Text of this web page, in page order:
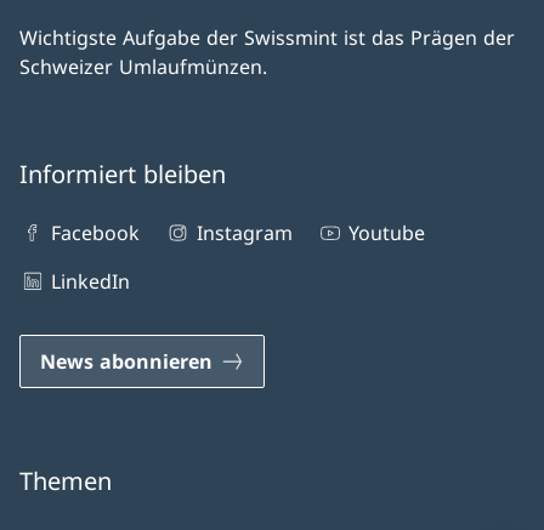
Wichtigste Aufgabe der Swissmint ist das Prägen der
Schweizer Umlaufmünzen.
Informiert bleiben
Facebook Instagram
Youtube
LinkedIn
News abonnieren
Themen